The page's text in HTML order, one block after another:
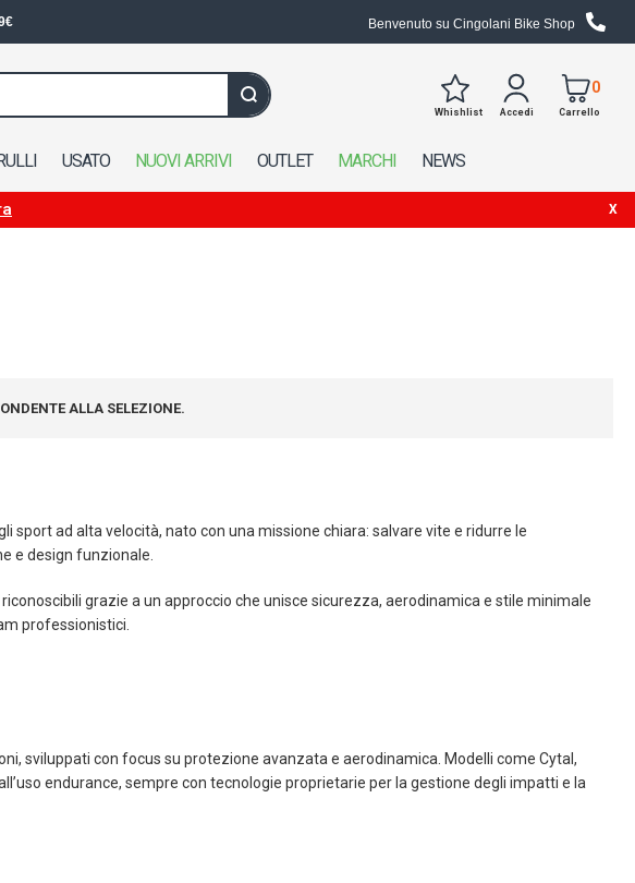
Benvenuto su Cingolani Bike Shop
Accedi
Whishlist
0
Carrello
USATO NUOVI ARRIVI OUTLET MARCHI NEWS
ALLA SELEZIONE.
sport ad alta velocità, nato con una missione chiara: salvare vite e ridurre le
e design funzionale.
grazie a un approccio che unisce sicurezza, aerodinamica e stile minimale
professionistici.
sviluppati con focus su protezione avanzata e aerodinamica. Modelli come Cytal,
endurance, sempre con tecnologie proprietarie per la gestione degli impatti e la